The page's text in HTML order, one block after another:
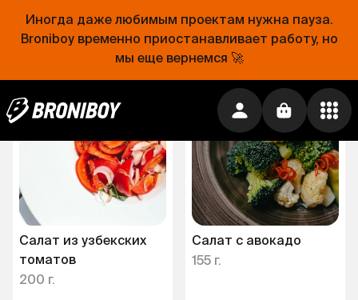
Иногда даже любимым проектам нужна пауза.
Broniboy временно приостанавливает работу, но
мы еще вернемся 🚀
870 ₽ 750 ₽
Салат из узбекских
томатов
200 г.
Салат с авокадо
155 г.